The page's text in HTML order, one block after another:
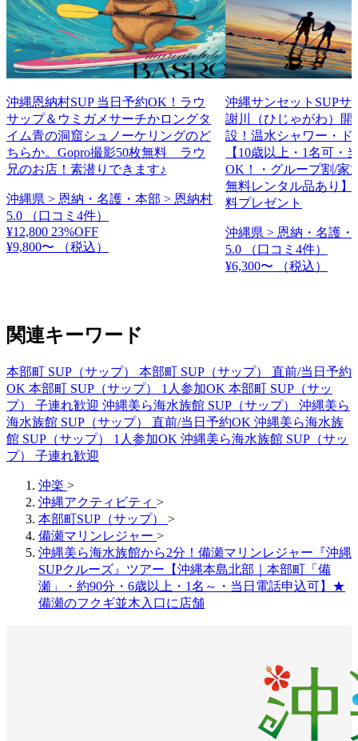
沖縄恩納村SUP 当日予約OK！ラウ
サップ＆ウミガメサーチかロングタ
イム青の洞窟シュノーケリングのど
ちらか。Gopro撮影50枚無料 ラウ
兄のお店！素潜りできます♪
沖縄県 > 恩納・名護・本部 > 恩納村
5.0
（口コミ4件）
¥12,800 23%OFF
¥9,800〜
（税込）
沖縄サンセットSUP
謝川（ひじゃがわ）
設！温水シャワー・ド
【10歳以上・1名可・
OK！・グループ割/家
無料レンタル品あり】
料プレゼント
沖縄県 > 恩納・名護・
5.0
（口コミ4件）
¥6,300〜
（税込）
関連キーワード
本部町 SUP（サップ） 本部町 SUP（サップ） 直前/当日予約
OK 本部町 SUP（サップ） 1人参加OK 本部町 SUP（サッ
プ） 子連れ歓迎 沖縄美ら海水族館 SUP（サップ） 沖縄美ら
海水族館 SUP（サップ） 直前/当日予約OK 沖縄美ら海水族
館 SUP（サップ） 1人参加OK 沖縄美ら海水族館 SUP（サッ
プ） 子連れ歓迎
沖楽 >
沖縄アクティビティ >
本部町SUP（サップ） >
備瀬マリンレジャー >
沖縄美ら海水族館から2分！備瀬マリンレジャー『沖縄
SUPクルーズ』ツアー【沖縄本島北部｜本部町「備
瀬」・約90分・6歳以上・1名～・当日電話申込可】★
備瀬のフクギ並木入口に店舗